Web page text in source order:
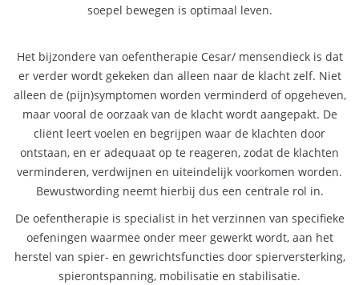
soepel bewegen is optimaal leven.
Het bijzondere van oefentherapie Cesar/ mensendieck is dat
er verder wordt gekeken dan alleen naar de klacht zelf. Niet
alleen de (pijn)symptomen worden verminderd of opgeheven,
maar vooral de oorzaak van de klacht wordt aangepakt. De
cliënt leert voelen en begrijpen waar de klachten door
ontstaan, en er adequaat op te reageren, zodat de klachten
verminderen, verdwijnen en uiteindelijk voorkomen worden.
Bewustwording neemt hierbij dus een centrale rol in.
De oefentherapie is specialist in het verzinnen van specifieke
oefeningen waarmee onder meer gewerkt wordt, aan het
herstel van spier- en gewrichtsfuncties door spierversterking,
spierontspanning, mobilisatie en stabilisatie.